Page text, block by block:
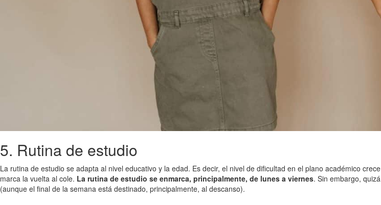
5. Rutina de estudio
La rutina de estudio se adapta al nivel educativo y la edad. Es decir, el nivel de dificultad en el plano académico
marca la vuelta al cole. La rutina de estudio se enmarca, principalmente, de lunes a viernes. Sin embargo,
(aunque el final de la semana está destinado, principalmente, al descanso).